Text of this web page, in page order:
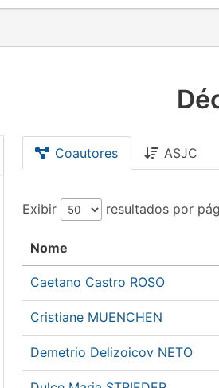
Coautores ASJC
Exibir resultados por
Nome
Caetano Castro ROSO
Cristiane MUENCHEN
Demetrio Delizoicov NETO